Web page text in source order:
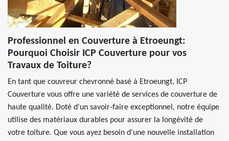
Professionnel en Couverture à Etroeungt:
Pourquoi Choisir ICP Couverture pour vos
Travaux de Toiture?
En tant que couvreur chevronné basé à Etroeungt, ICP
Couverture vous offre une variété de services de couverture de
haute qualité. Doté d'un savoir-faire exceptionnel, notre équipe
utilise des matériaux durables pour assurer la longévité de
votre toiture. Que vous ayez besoin d'une nouvelle installation